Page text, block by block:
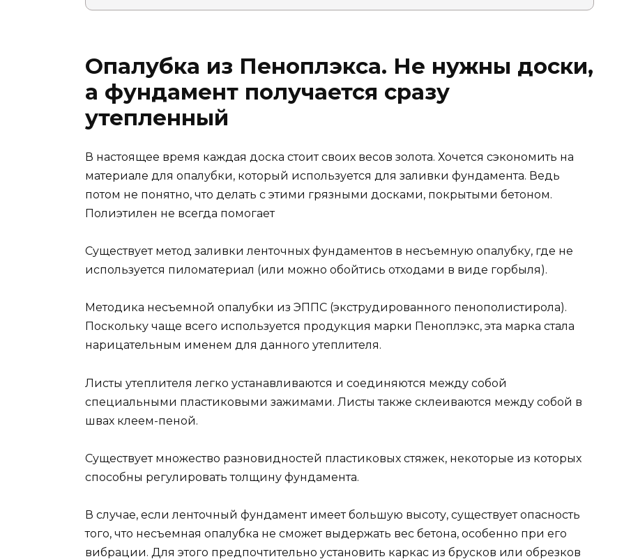
Опалубка из Пеноплэкса. Не нужны доски,
а фундамент получается сразу
утепленный
В настоящее время каждая доска стоит своих весов золота. Хочется сэкономить на
материале для опалубки, который используется для заливки фундамента. Ведь
потом не понятно, что делать с этими грязными досками, покрытыми бетоном.
Полиэтилен не всегда помогает
Существует метод заливки ленточных фундаментов в несъемную опалубку, где не
используется пиломатериал (или можно обойтись отходами в виде горбыля).
Методика несъемной опалубки из ЭППС (экструдированного пенополистирола).
Поскольку чаще всего используется продукция марки Пеноплэкс, эта марка стала
нарицательным именем для данного утеплителя.
Листы утеплителя легко устанавливаются и соединяются между собой
специальными пластиковыми зажимами. Листы также склеиваются между собой в
швах клеем-пеной.
Существует множество разновидностей пластиковых стяжек, некоторые из которых
способны регулировать толщину фундамента.
В случае, если ленточный фундамент имеет большую высоту, существует опасность
того, что несъемная опалубка не сможет выдержать вес бетона, особенно при его
вибрации. Для этого предпочтительно установить каркас из брусков или обрезков